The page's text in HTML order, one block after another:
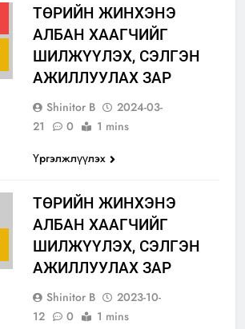
ТӨРИЙН ЖИНХЭНЭ
АЛБАН ХААГЧИЙГ
ШИЛЖҮҮЛЭХ, СЭЛГЭН
АЖИЛЛУУЛАХ ЗАР
Shinitor B
2024-03-
21
0
1 mins
Үргэлжлүүлэх
ТӨРИЙН ЖИНХЭНЭ
АЛБАН ХААГЧИЙГ
ШИЛЖҮҮЛЭХ, СЭЛГЭН
АЖИЛЛУУЛАХ ЗАР
Shinitor B
2023-10-
12
0
1 mins